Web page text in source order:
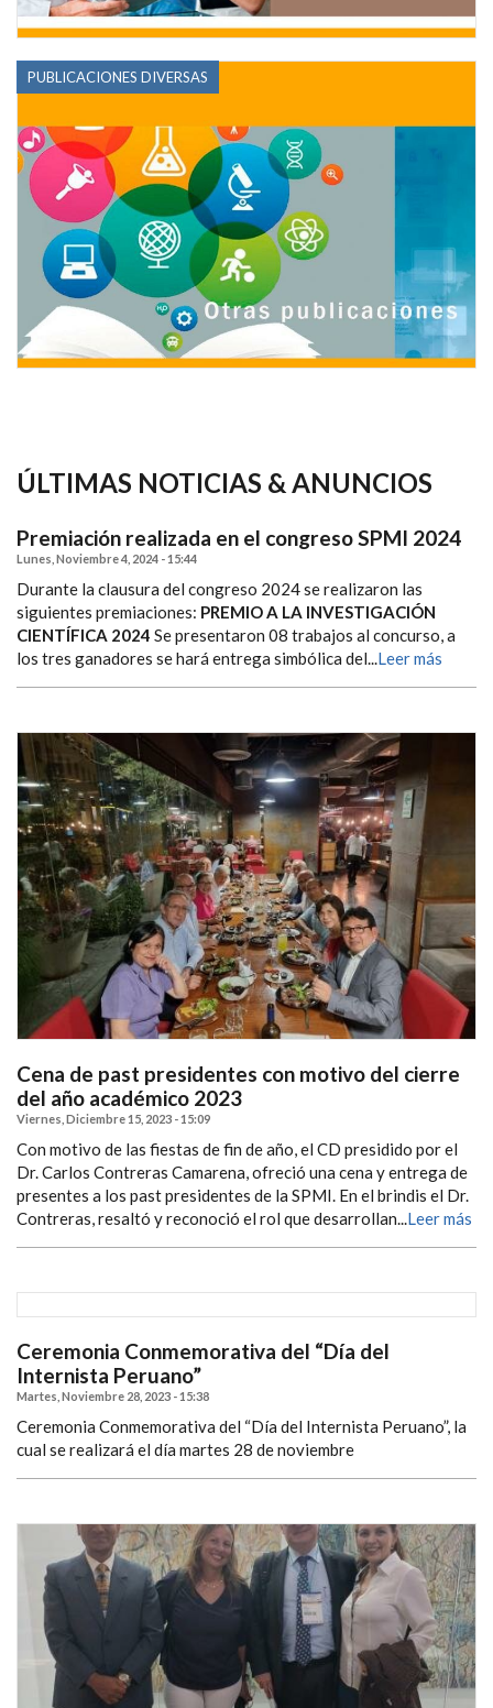
PUBLICACIONES DIVERSAS
ÚLTIMAS NOTICIAS & ANUNCIOS
Premiación realizada en el congreso SPMI 2024
Lunes, Noviembre 4, 2024 - 15:44
Durante la clausura del congreso 2024 se realizaron las
siguientes premiaciones: PREMIO A LA INVESTIGACIÓN
CIENTÍFICA 2024 Se presentaron 08 trabajos al concurso, a
los tres ganadores se hará entrega simbólica del...Leer más
Cena de past presidentes con motivo del cierre
del año académico 2023
Viernes, Diciembre 15, 2023 - 15:09
Con motivo de las fiestas de fin de año, el CD presidido por el
Dr. Carlos Contreras Camarena, ofreció una cena y entrega de
presentes a los past presidentes de la SPMI. En el brindis el Dr.
Contreras, resaltó y reconoció el rol que desarrollan...Leer más
Ceremonia Conmemorativa del “Día del
Internista Peruano”
Martes, Noviembre 28, 2023 - 15:38
Ceremonia Conmemorativa del “Día del Internista Peruano”, la
cual se realizará el día martes 28 de noviembre